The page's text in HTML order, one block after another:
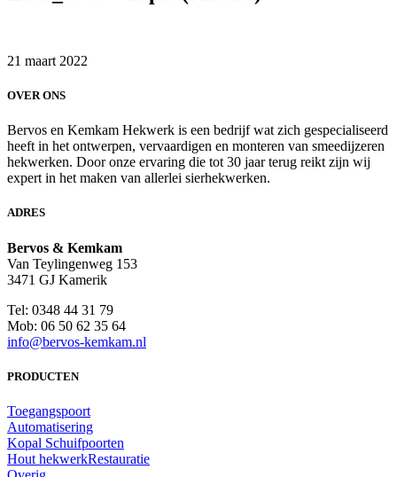
21 maart 2022
OVER ONS
Bervos en Kemkam Hekwerk is een bedrijf wat zich gespecialiseerd
heeft in het ontwerpen, vervaardigen en monteren van smeedijzeren
hekwerken. Door onze ervaring die tot 30 jaar terug reikt zijn wij
expert in het maken van allerlei sierhekwerken.
ADRES
Bervos & Kemkam
Van Teylingenweg 153
3471 GJ Kamerik
Tel: 0348 44 31 79
Mob: 06 50 62 35 64
info@bervos-kemkam.nl
PRODUCTEN
Toegangspoort
Automatisering
Kopal Schuifpoorten
Hout hekwerkRestauratie